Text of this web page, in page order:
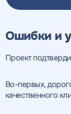
Ошибки и
Проект
Во-первых,
качественного